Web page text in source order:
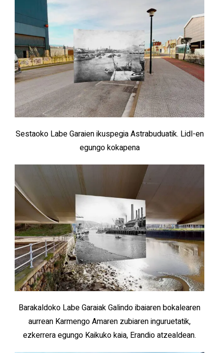
Sestaoko Labe Garaien ikuspegia Astrabuduatik. Lidl-en
egungo kokapena
Barakaldoko Labe Garaiak Galindo ibaiaren bokalearen
aurrean Karmengo Amaren zubiaren inguruetatik,
ezkerrera egungo Kaikuko kaia, Erandio atzealdean.